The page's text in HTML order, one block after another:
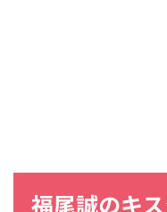
福尾誠のキ